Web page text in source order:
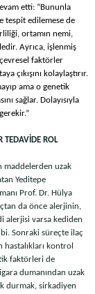
etti: “Bununla
tespit edilemese de
ortamın nemi,
Ayrıca, işlenmiş
çevresel faktörler
çıkışını kolaylaştırır.
ama o genetik
sağlar. Dolayısıyla
TEDAVİDE ROL
maddelerden uzak
Yeditepe
Prof. Dr. Hülya
da önce alerjinin,
alerjisi varsa kediden
Sonraki süreçte ilaç
kontrol
faktörleri de
dumanından uzak
durmak, sirkadiyen